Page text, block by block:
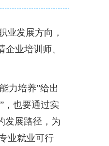
业发展方向，
业培训师、
力培养”给出
，也要通过实
发展路径，为
业就业可行